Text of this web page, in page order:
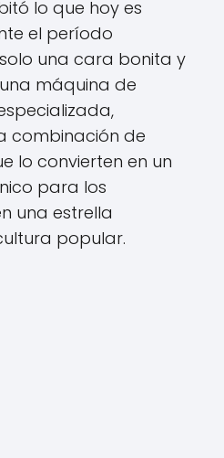
lo que hoy es
el período
una cara bonita y
máquina de
combinación de
lo convierten en un
para los
una estrella
popular.